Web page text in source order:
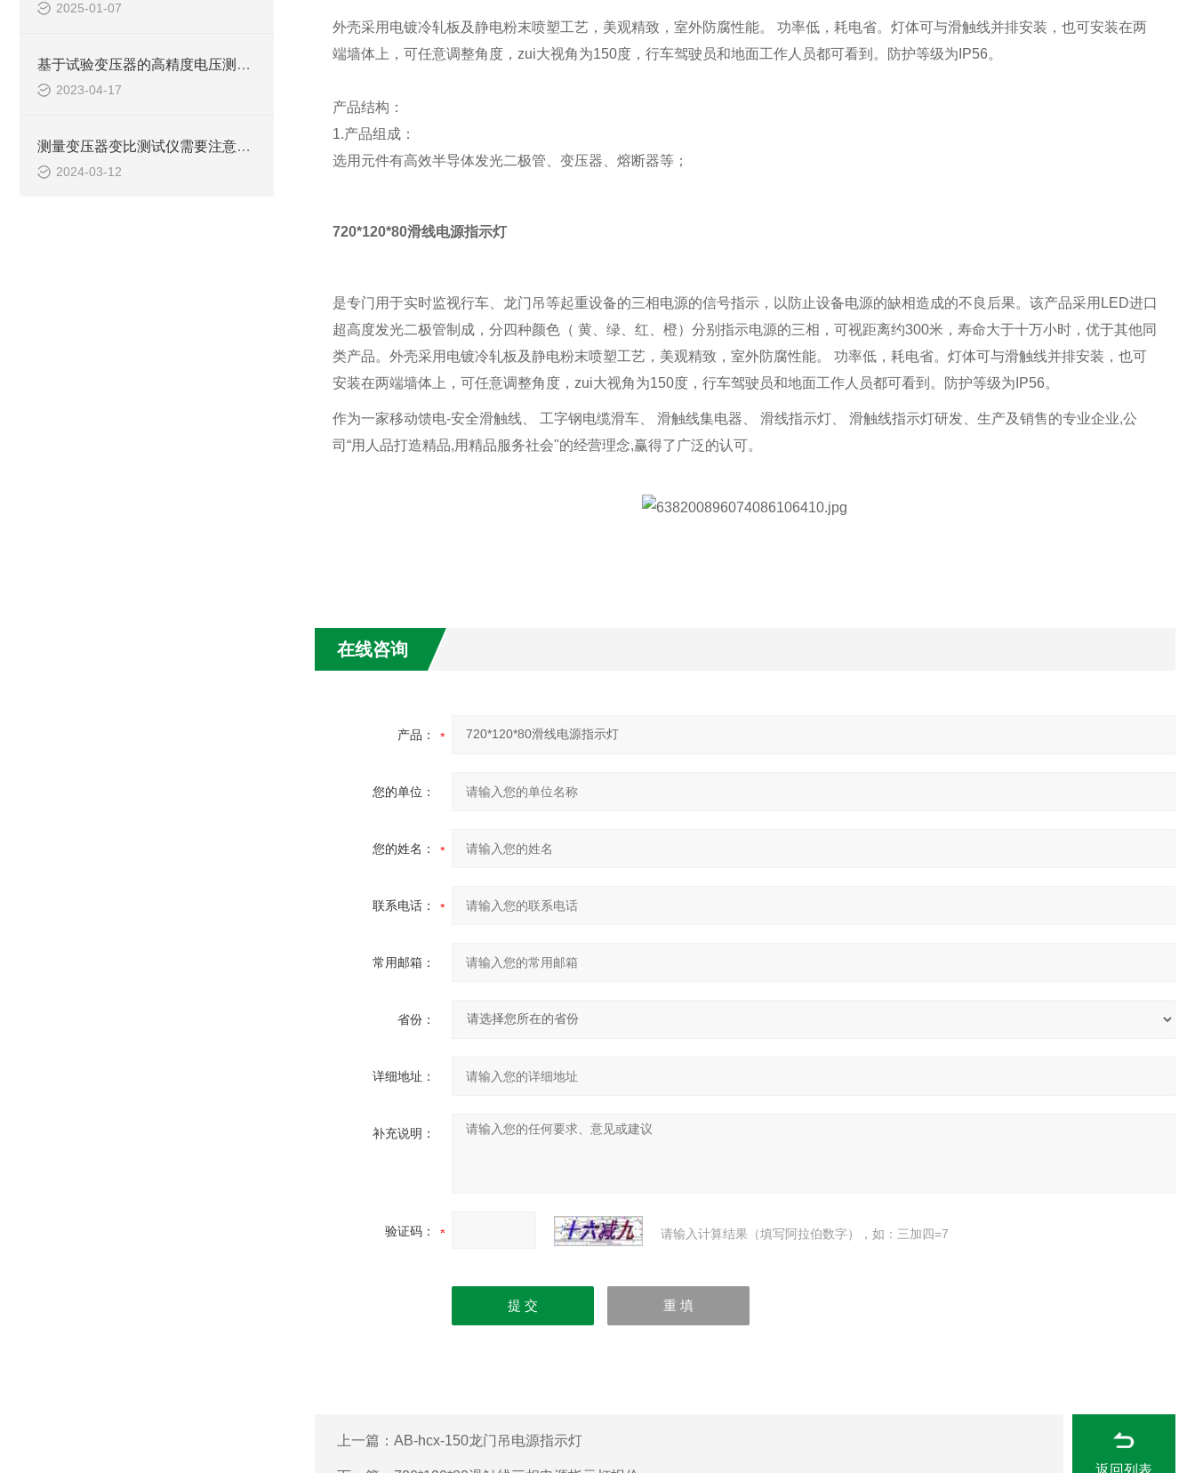
2025-01-07
基于试验变压器的高精度电压测量技术研究
2023-04-17
测量变压器变比测试仪需要注意些什么？
2024-03-12
外壳采用电镀冷轧板及静电粉末喷塑工艺，美观精致，室外防腐性能。 功率低，耗电省。灯体可与滑触线并排安装，也可安装在两
端墙体上，可任意调整角度，zui大视角为150度，行车驾驶员和地面工作人员都可看到。防护等级为IP56。
产品结构：
1.产品组成：
选用元件有高效半导体发光二极管、变压器、熔断器等；
720*120*80滑线电源指示灯
是专门用于实时监视行车、龙门吊等起重设备的三相电源的信号指示，以防止设备电源的缺相造成的不良后果。该产品采用LED进口
超高度发光二极管制成，分四种颜色（ 黄、绿、红、橙）分别指示电源的三相，可视距离约300米，寿命大于十万小时，优于其他同
类产品。外壳采用电镀冷轧板及静电粉末喷塑工艺，美观精致，室外防腐性能。 功率低，耗电省。灯体可与滑触线并排安装，也可
安装在两端墙体上，可任意调整角度，zui大视角为150度，行车驾驶员和地面工作人员都可看到。防护等级为IP56。
作为一家移动馈电-安全滑触线、 工字钢电缆滑车、 滑触线集电器、 滑线指示灯、 滑触线指示灯研发、生产及销售的专业企业,公
司“用人品打造精品,用精品服务社会"的经营理念,赢得了广泛的认可。
在线咨询
产品：
您的单位：
您的姓名：
联系电话：
常用邮箱：
省份：
详细地址：
补充说明：
验证码： 请输入计算结果（填写阿拉伯数字），如：三加四=7
上一篇： AB-hcx-150龙门吊电源指示灯
返回列表